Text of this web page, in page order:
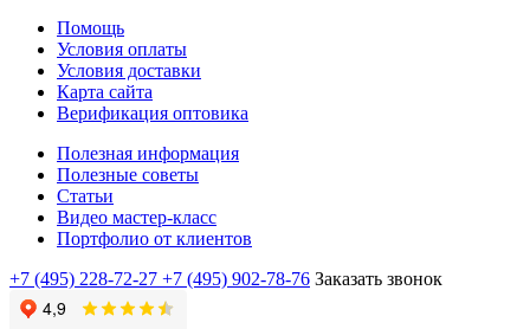
Помощь
Условия оплаты
Условия доставки
Карта сайта
Верификация оптовика
Полезная информация
Полезные советы
Статьи
Видео мастер-класс
Портфолио от клиентов
+7 (495) 228-72-27 +7 (495) 902-78-76 Заказать звонок